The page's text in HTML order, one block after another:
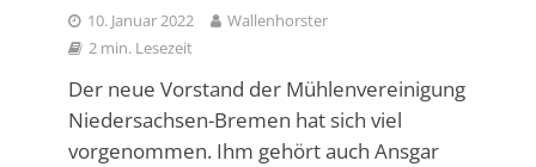
10. Januar 2022
Wallenhorster
2 min. Lesezeit
Der neue Vorstand der Mühlenvereinigung
Niedersachsen-Bremen hat sich viel
vorgenommen. Ihm gehört auch Ansgar